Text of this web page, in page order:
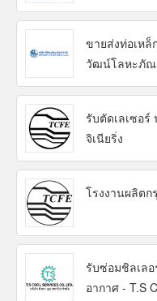
ขายส่งท่อเหล็
วัฒน์โลหะภั
รับตัดเลเซอ
จิเนียริ่ง
โรงงานผลิตก
รับซ่อมชิลเลอ
อากาศ - T.S